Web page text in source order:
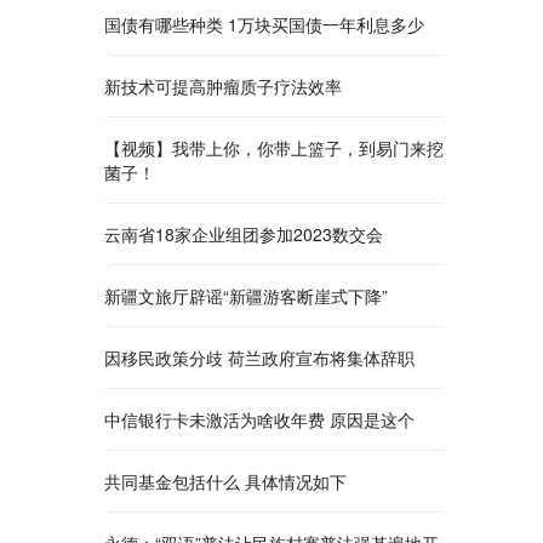
国债有哪些种类 1万块买国债一年利息多少
新技术可提高肿瘤质子疗法效率
【视频】我带上你，你带上篮子，到易门来挖
菌子！
云南省18家企业组团参加2023数交会
新疆文旅厅辟谣“新疆游客断崖式下降”
因移民政策分歧 荷兰政府宣布将集体辞职
中信银行卡未激活为啥收年费 原因是这个
共同基金包括什么 具体情况如下